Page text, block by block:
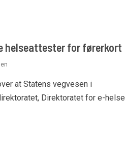
helseattester for førerkort
at Statens vegvesen i
Direktoratet for e-helse